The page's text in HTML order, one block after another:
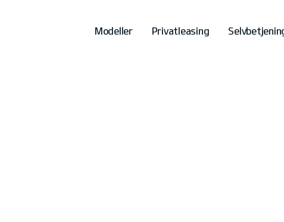
Modeller Privatleasing